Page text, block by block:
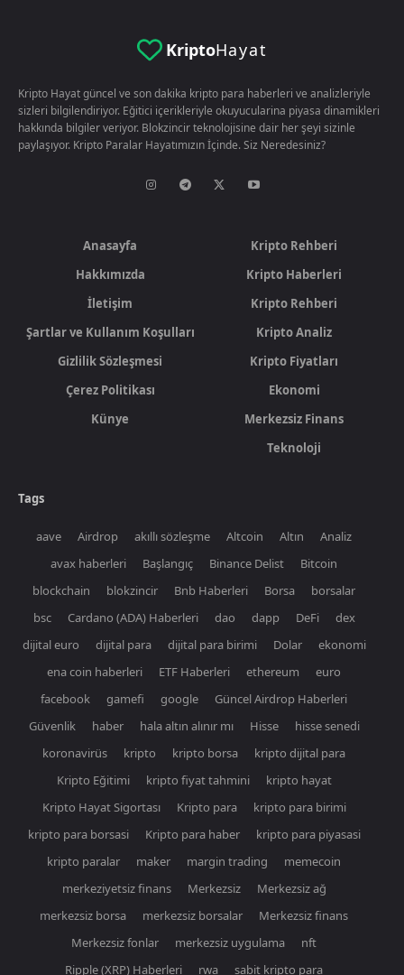
KriptoHayat
Kripto Hayat güncel ve son dakika kripto para haberleri ve analizleriyle
sizleri bilgilendiriyor. Eğitici içerikleriyle okuyucularina piyasa dinamikleri
hakkında bilgiler veriyor. Blokzincir teknolojisine dair her şeyi sizinle
paylaşıyor. Kripto Paralar Hayatımızın İçinde. Siz Neredesiniz?
Anasayfa
Hakkımızda
İletişim
Şartlar ve Kullanım Koşulları
Gizlilik Sözleşmesi
Çerez Politikası
Künye
Kripto Rehberi
Kripto Haberleri
Kripto Rehberi
Kripto Analiz
Kripto Fiyatları
Ekonomi
Merkezsiz Finans
Teknoloji
Tags
aave Airdrop akıllı sözleşme Altcoin Altın
Analiz
avax haberleri
Başlangıç Binance Delist
Bitcoin
blockchain
blokzincir Bnb Haberleri Borsa
borsalar
bsc
Cardano (ADA) Haberleri dao dapp DeFi
dex
dijital euro
dijital para dijital para birimi Dolar
ekonomi
ena coin haberleri
ETF Haberleri ethereum
euro
facebook
gamefi google
Güncel Airdrop Haberleri
Güvenlik
haber hala altın alınır mı Hisse
hisse senedi
koronavirüs
kripto kripto borsa
kripto dijital para
Kripto Eğitimi
kripto fiyat tahmini
kripto hayat
Kripto Hayat Sigortası
Kripto para
kripto para birimi
kripto para borsasi
Kripto para haber
kripto para piyasasi
kripto paralar
maker margin trading
memecoin
merkeziyetsiz finans
Merkezsiz
Merkezsiz ağ
merkezsiz borsa
merkezsiz borsalar
Merkezsiz finans
Merkezsiz fonlar
merkezsiz uygulama
nft
Ripple (XRP) Haberleri
rwa sabit kripto para